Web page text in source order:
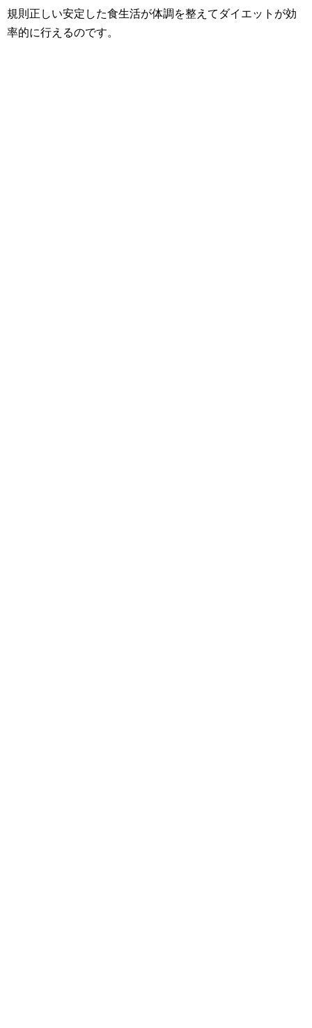
規則正しい安定した食生活が体調を整えてダイエットが効
率的に行えるのです。